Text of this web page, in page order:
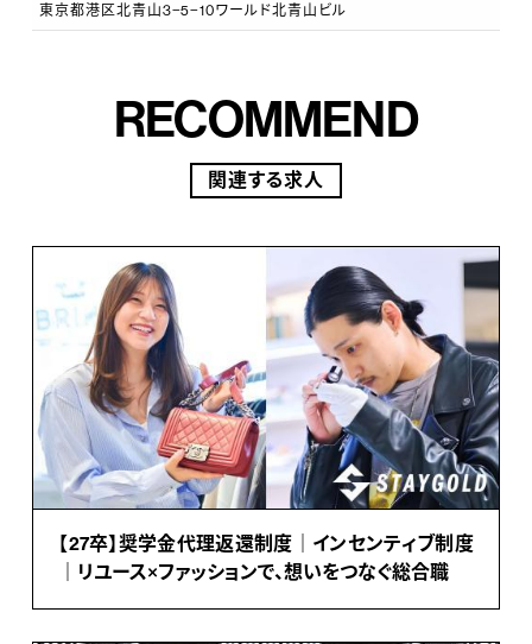
東京都港区北青山3−5−10ワールド北青山ビル
RECOMMEND
関連する求人
【27卒】奨学金代理返還制度｜インセンティブ制度
｜リユース×ファッションで、想いをつなぐ総合職